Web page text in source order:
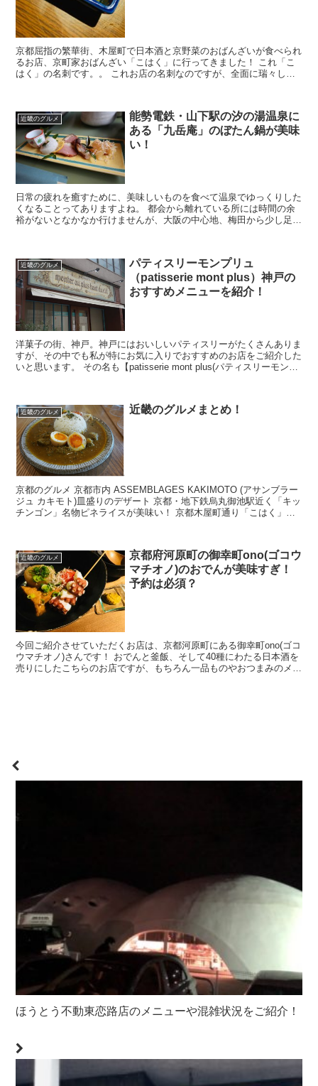
京都屈指の繁華街、木屋町で日本酒と京野菜のおばんざいが食べられ
るお店、京町家おばんざい「こはく」に行ってきました！ これ「こ
はく」の名刺です。。 これお店の名刺なのですが、全面に瑞々しい
近畿のグルメ
能勢電鉄・山下駅の汐の湯温泉に
ある「九岳庵」のぼたん鍋が美味
い！
日常の疲れを癒すために、美味しいものを食べて温泉でゆっくりした
くなることってありますよね。 都会から離れている所には時間の余
裕がないとなかなか行けませんが、大阪の中心地、梅田から少し足を
近畿のグルメ
パティスリーモンプリュ
（patisserie mont plus）神戸の
おすすめメニューを紹介！
洋菓子の街、神戸。神戸にはおいしいパティスリーがたくさんありま
すが、その中でも私が特にお気に入りでおすすめのお店をご紹介した
いと思います。 その名も【patisserie mont plus(パティスリーモンプ
近畿のグルメ 近畿のグルメまとめ！
京都のグルメ 京都市内 ASSEMBLAGES KAKIMOTO (アサンブラー
ジュ カキモト)皿盛りのデザート 京都・地下鉄烏丸御池駅近く「キッ
チンゴン」名物ピネライスが美味い！ 京都木屋町通り「こはく」は
近畿のグルメ
京都府河原町の御幸町ono(ゴコウ
マチオノ)のおでんが美味すぎ！
予約は必須？
今回ご紹介させていただくお店は、京都河原町にある御幸町ono(ゴコ
ウマチオノ)さんです！ おでんと釜飯、そして40種にわたる日本酒を
売りにしたこちらのお店ですが、もちろん一品ものやおつまみのメニ
ほうとう不動東恋路店のメニューや混雑状況をご紹介！